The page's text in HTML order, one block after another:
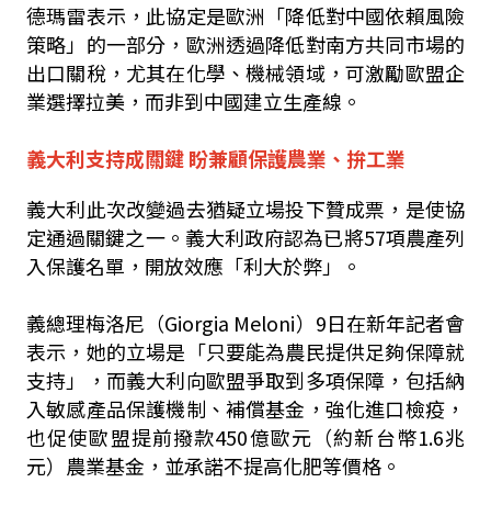
德瑪雷表示，此協定是歐洲「降低對中國依賴風險
策略」的一部分，歐洲透過降低對南方共同市場的
出口關稅，尤其在化學、機械領域，可激勵歐盟企
業選擇拉美，而非到中國建立生產線。
義大利支持成關鍵 盼兼顧保護農業、拚工業
義大利此次改變過去猶疑立場投下贊成票，是使協
定通過關鍵之一。義大利政府認為已將57項農產列
入保護名單，開放效應「利大於弊」。
義總理梅洛尼（Giorgia Meloni）9日在新年記者會
表示，她的立場是「只要能為農民提供足夠保障就
支持」，而義大利向歐盟爭取到多項保障，包括納
入敏感產品保護機制、補償基金，強化進口檢疫，
也促使歐盟提前撥款450億歐元（約新台幣1.6兆
元）農業基金，並承諾不提高化肥等價格。